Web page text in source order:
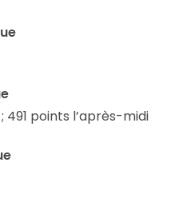
491 points l’après-midi